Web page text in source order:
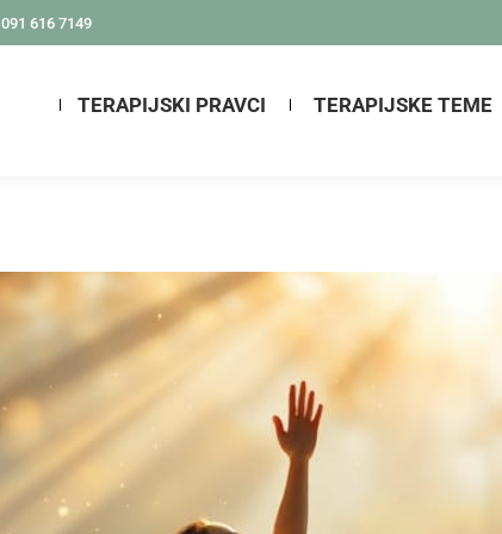
091 616 7149
TERAPIJSKI PRAVCI TERAPIJSKE TEME